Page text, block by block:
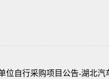
位自行采购项目公告-湖北